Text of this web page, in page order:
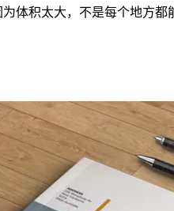
体积太大，不是每个地方